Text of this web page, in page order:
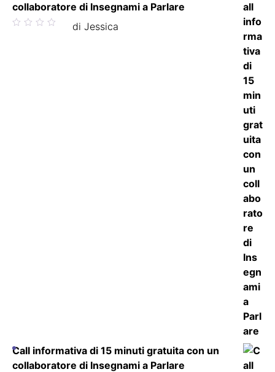
collaboratore di Insegnami a Parlare
Valutato di Jessica
Call informativa di 15 minuti gratuita con un
collaboratore di Insegnami a Parlare